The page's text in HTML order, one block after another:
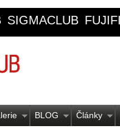
SIGMACLUB
BLOG Články